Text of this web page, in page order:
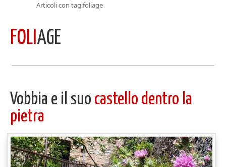
Articoli con tag:foliage
FOLIAGE
Vobbia e il suo castello dentro la
pietra